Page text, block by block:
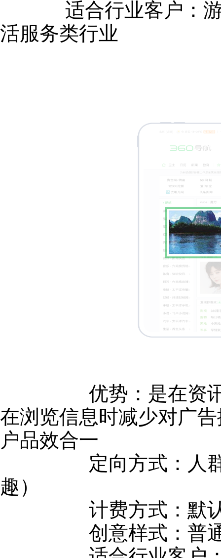
适合行业客户：游
活服务类行业
优势：是在资讯流
在浏览信息时减少对广
户品效合一
定向方式：人群定
趣）
计费方式：默认按
创意样式：普通